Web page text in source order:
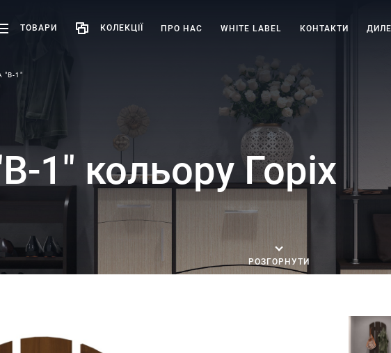
ТОВАРИ КОЛЕКЦІЇ ПРО НАС WHITE LABEL КОНТАКТИ
"В-1"
1" кольору Горіх
РОЗГОРНУТИ